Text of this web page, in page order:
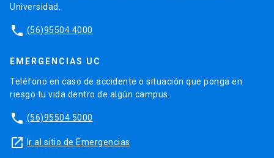
Universidad.
phone (56)95504 4000
EMERGENCIAS UC
Teléfono en caso de accidente o situación que ponga en
riesgo tu vida dentro de algún campus.
phone (56)95504 5000
launch Ir al sitio de Emergencias